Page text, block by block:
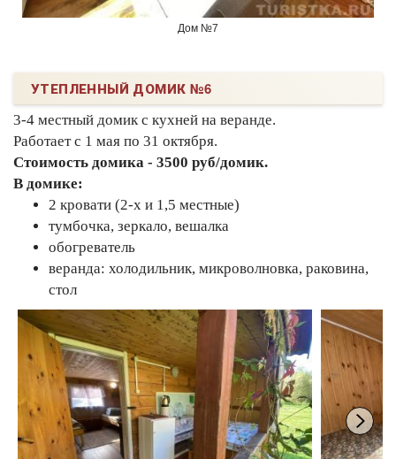
Дом №7
УТЕПЛЕННЫЙ ДОМИК №6
3-4 местный домик с кухней на веранде.
Работает с 1 мая по 31 октября.
Стоимость домика - 3500 руб/домик.
В домике:
2 кровати (2-х и 1,5 местные)
тумбочка, зеркало, вешалка
обогреватель
веранда: холодильник, микроволновка, раковина,
стол